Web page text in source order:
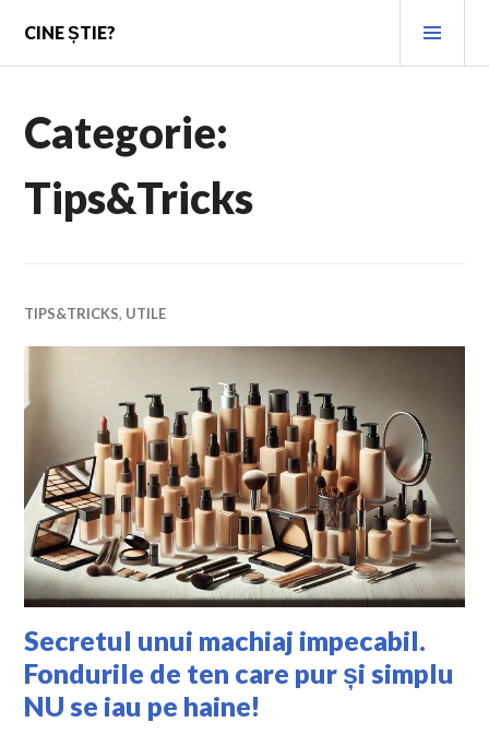
content
CINE ȘTIE?
Categorie:
Tips&Tricks
TIPS&TRICKS, UTILE
Secretul unui machiaj impecabil.
Fondurile de ten care pur și simplu
NU se iau pe haine!